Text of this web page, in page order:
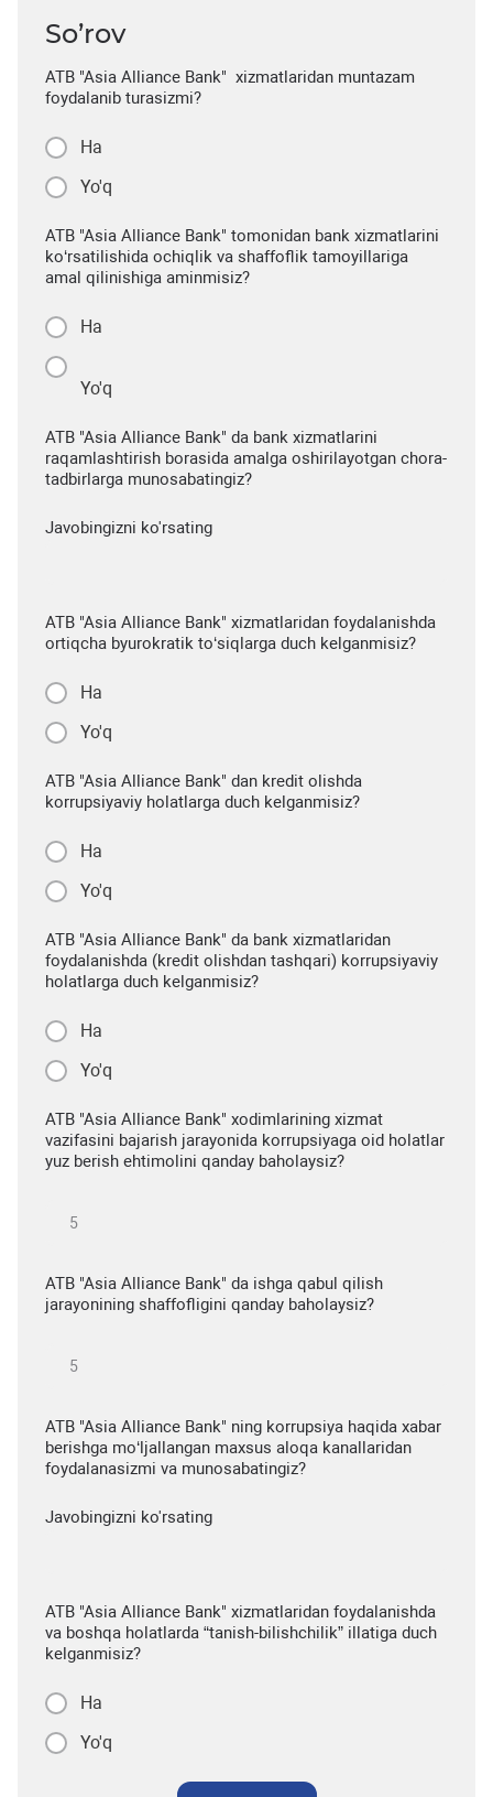
So’rov
ATB "Asia Alliance Bank" xizmatlaridan muntazam
foydalanib turasizmi?
Ha
Yo'q
ATB "Asia Alliance Bank" tomonidan bank xizmatlarini
ko‘rsatilishida ochiqlik va shaffoflik tamoyillariga
amal qilinishiga aminmisiz?
Ha
Yo'q
ATB "Asia Alliance Bank" da bank xizmatlarini
raqamlashtirish borasida amalga oshirilayotgan chora-
tadbirlarga munosabatingiz?
Javobingizni ko'rsating
ATB "Asia Alliance Bank" xizmatlaridan foydalanishda
ortiqcha byurokratik to‘siqlarga duch kelganmisiz?
Ha
Yo'q
ATB "Asia Alliance Bank" dan kredit olishda
korrupsiyaviy holatlarga duch kelganmisiz?
Ha
Yo'q
ATB "Asia Alliance Bank" da bank xizmatlaridan
foydalanishda (kredit olishdan tashqari) korrupsiyaviy
holatlarga duch kelganmisiz?
Ha
Yo'q
ATB "Asia Alliance Bank" xodimlarining xizmat
vazifasini bajarish jarayonida korrupsiyaga oid holatlar
yuz berish ehtimolini qanday baholaysiz?
ATB "Asia Alliance Bank" da ishga qabul qilish
jarayonining shaffofligini qanday baholaysiz?
ATB "Asia Alliance Bank" ning korrupsiya haqida xabar
berishga mo‘ljallangan maxsus aloqa kanallaridan
foydalanasizmi va munosabatingiz?
Javobingizni ko'rsating
ATB "Asia Alliance Bank" xizmatlaridan foydalanishda
va boshqa holatlarda “tanish-bilishchilik” illatiga duch
kelganmisiz?
Ha
Yo'q